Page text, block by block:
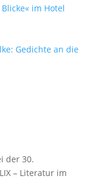
im Hotel
Gedichte an die
der 30.
– Literatur im